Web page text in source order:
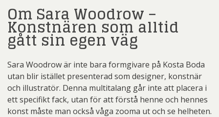
Om Sara Woodrow –
Konstnären som alltid
gått sin egen väg
Sara Woodrow är inte bara formgivare på Kosta Boda
utan blir istället presenterad som designer, konstnär
och illustratör. Denna multitalang går inte att placera i
ett specifikt fack, utan för att förstå henne och hennes
konst måste man också våga zooma ut och se helheten.